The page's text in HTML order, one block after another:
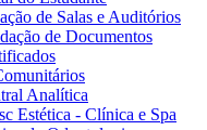
de Salas e Auditórios
de Documentos
Analítica
Estética - Clínica e Spa